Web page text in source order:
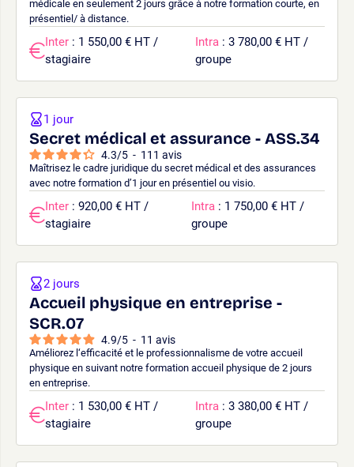
médicale en seulement 2 jours grâce à notre formation courte, en
présentiel/ à distance.
Inter : 1 550,00 € HT /
stagiaire
Intra : 3 780,00 € HT /
groupe
Secret médical et assurance - ASS.34
4.3/5 - 111 avis
Maîtrisez le cadre juridique du secret médical et des assurances
avec notre formation d’1 jour en présentiel ou visio.
1 jour
Inter : 920,00 € HT /
stagiaire
Intra : 1 750,00 € HT /
groupe
Accueil physique en entreprise -
SCR.07
4.9/5 - 11 avis
Améliorez l‘efficacité et le professionnalisme de votre accueil
physique en suivant notre formation accueil physique de 2 jours
en entreprise.
2 jours
Inter : 1 530,00 € HT /
stagiaire
Intra : 3 380,00 € HT /
groupe